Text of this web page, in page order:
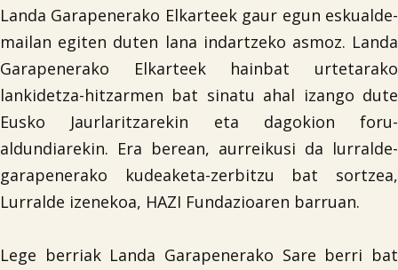
Landa Garapenerako Elkarteek gaur egun eskualde-
mailan egiten duten lana indartzeko asmoz. Landa
Garapenerako Elkarteek hainbat urtetarako
lankidetza-hitzarmen bat sinatu ahal izango dute
Eusko Jaurlaritzarekin eta dagokion foru-
aldundiarekin. Era berean, aurreikusi da lurralde-
garapenerako kudeaketa-zerbitzu bat sortzea,
Lurralde izenekoa, HAZI Fundazioaren barruan.
Lege berriak Landa Garapenerako Sare berri bat